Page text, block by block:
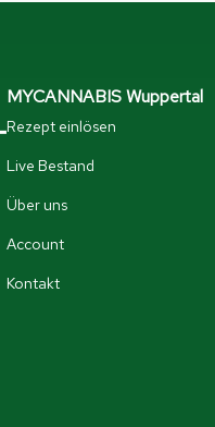
MYCANNABIS Wuppertal
Rezept einlösen
Live Bestand
Über uns
Account
Kontakt